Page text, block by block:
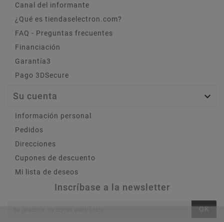
Canal del informante
¿Qué es tiendaselectron.com?
FAQ - Preguntas frecuentes
Financiación
Garantía3
Pago 3DSecure
Su cuenta 
Información personal
Pedidos
Direcciones
Cupones de descuento
Mi lista de deseos
Inscríbase a la newsletter
OK